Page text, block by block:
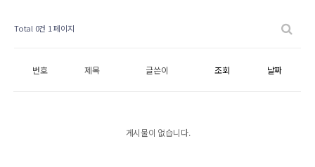
Total 0건 1 페이지
번호 제목 글쓴이 조회 날짜
게시물이 없습니다.